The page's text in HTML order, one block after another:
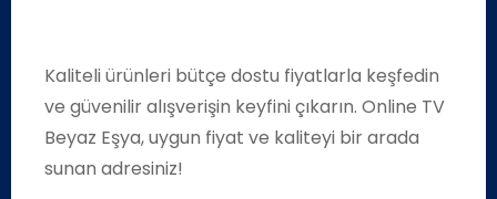
Kaliteli ürünleri bütçe dostu fiyatlarla keşfedin
ve güvenilir alışverişin keyfini çıkarın. Online TV
Beyaz Eşya, uygun fiyat ve kaliteyi bir arada
sunan adresiniz!